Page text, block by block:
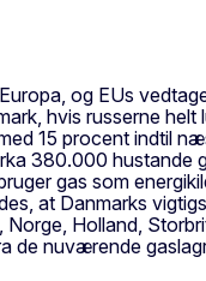
og EUs
hvis russerne
15 procent indtil
380.000
gas som
at Danmarks
Holland,
nuværende